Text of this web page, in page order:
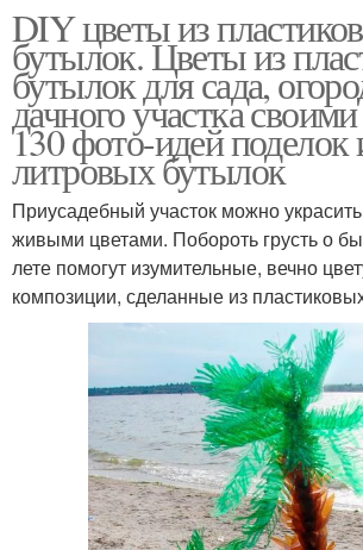
DIY цветы из
бутылок. Цветы из
бутылок для сада,
дачного участка
130 фото-идей поделок
литровых бутылок
Приусадебный участок можно
живыми цветами. Побороть грусть о
лете помогут изумительные, вечно
композиции, сделанные из